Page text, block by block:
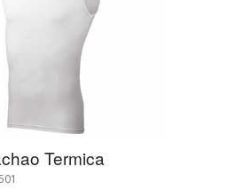
Termica